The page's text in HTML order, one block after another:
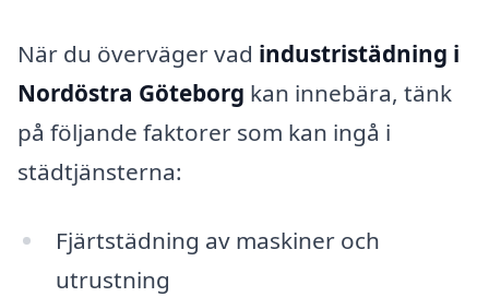
När du överväger vad industristädning i
Nordöstra Göteborg kan innebära, tänk
på följande faktorer som kan ingå i
städtjänsterna:
Fjärtstädning av maskiner och
utrustning